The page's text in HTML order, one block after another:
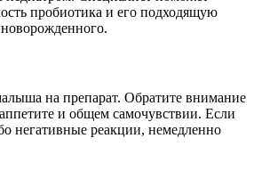
пробиотика и его подходящую
на препарат. Обратите внимание
и общем самочувствии. Если
негативные реакции, немедленно